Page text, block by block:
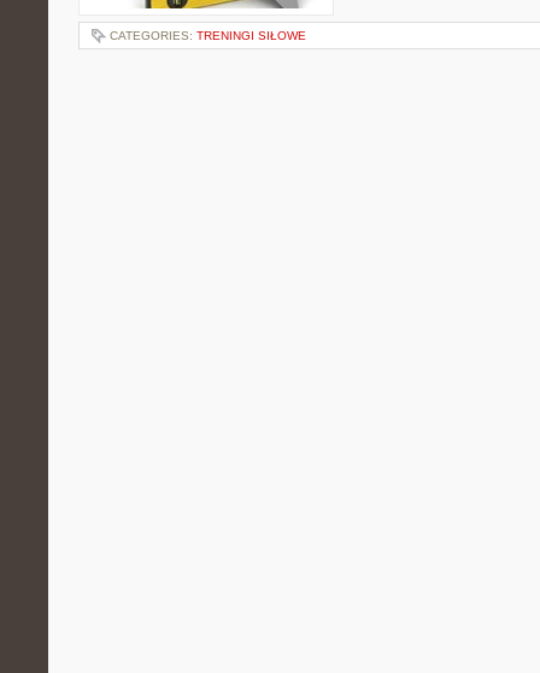
CATEGORIES: TRENINGI SIŁOWE